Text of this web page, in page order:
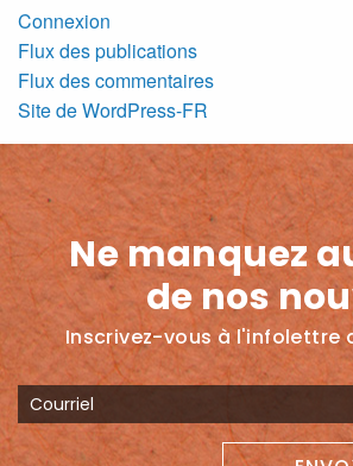
Connexion
Flux des publications
Flux des commentaires
Site de WordPress-FR
Ne manquez
de nos
Inscrivez-vous à l'infolettre